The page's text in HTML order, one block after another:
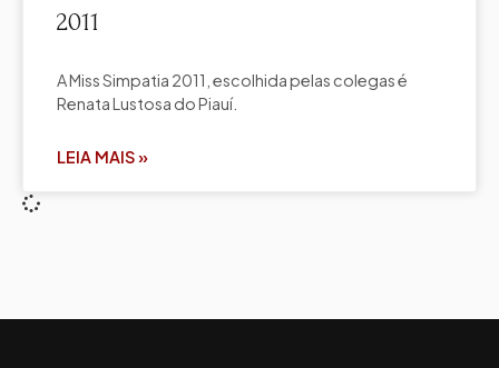
2011
A Miss Simpatia 2011, escolhida pelas colegas é
Renata Lustosa do Piauí.
LEIA MAIS »